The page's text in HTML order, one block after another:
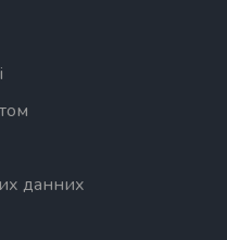
данних